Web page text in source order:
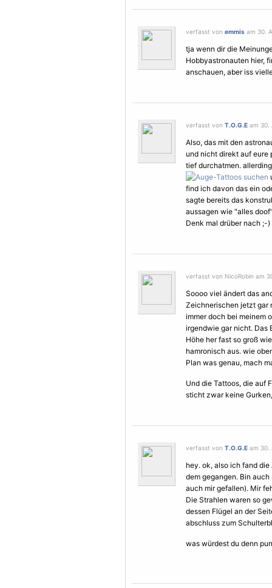
verfasst von emmis am 30.
tja wenn dir die
Hobbyastronauten hier,
anschauen, aber iss
verfasst von T.O.G.E am 30.
Also, das mit den
und nicht direkt auf eure
tief durchatmen.
find ich davon das ein
sagte bereits das
aussagen wie "alles
Denk mal drüber nach ;-)
verfasst von NicoRobin am
Soooo viel ändert das
Zeichnerischen jetzt gar
immer doch bei meinem
irgendwie gar nicht. Das
Höhe her fast so groß
hamronisch aus. wie
Plan was genau, mach
Und die Tattoos, die auf
sticht zwar keine
verfasst von T.O.G.E am 30.
hey. ok, also ich fand
dem gegangen. Bin
auch mir gefallen). Mir
Die Strahlen waren so
dessen Flügel an der
abschluss zum
was würdest du denn